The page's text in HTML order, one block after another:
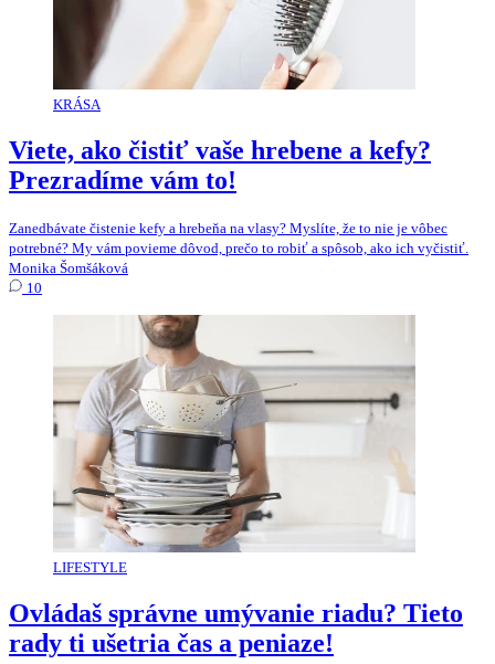
KRÁSA
Viete, ako čistiť vaše hrebene a kefy?
Prezradíme vám to!
Zanedbávate čistenie kefy a hrebeňa na vlasy? Myslíte, že to nie je vôbec
potrebné? My vám povieme dôvod, prečo to robiť a spôsob, ako ich vyčistiť.
Monika Šomšáková
10
LIFESTYLE
Ovládaš správne umývanie riadu? Tieto
rady ti ušetria čas a peniaze!